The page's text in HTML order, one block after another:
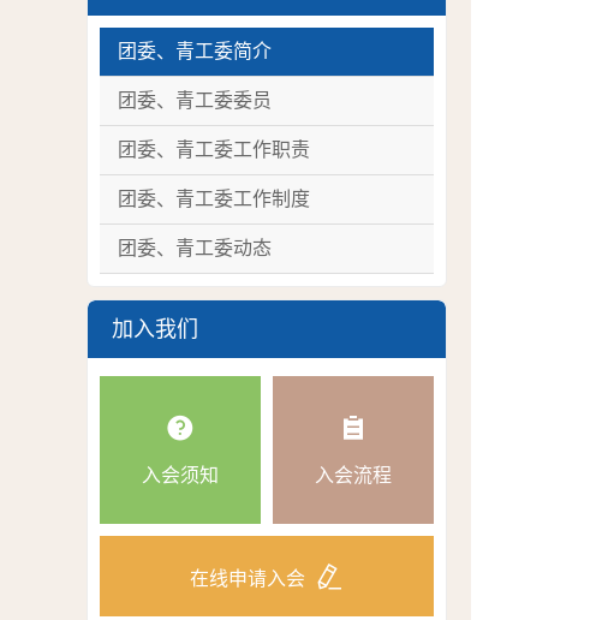
团委、青工委简介
团委、青工委委员
团委、青工委工作职责
团委、青工委工作制度
团委、青工委动态
加入我们
入会须知 入会流程
在线申请入会